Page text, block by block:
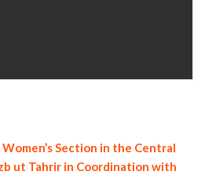
Women’s Section in the Central
ut Tahrir in Coordination with